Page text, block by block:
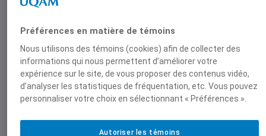
négociations commerciales, l’Accord
continuera de retenir notre attention.
Les États-Unis entameront aussi en
2013 deux nouvelles négociations
majeures. Une première en vue de
avec l’Union européenne, une seconde
Préférences en matière de témoins
Nous utilisons des témoins (cookies) afin de collecter des
informations qui nous permettent d’améliorer votre
expérience sur le site, de vous proposer des contenus vidéo,
d’analyser les statistiques de fréquentation, etc. Vous pouvez
personnaliser votre choix en sélectionnant « Préférences ».
Autoriser les témoins